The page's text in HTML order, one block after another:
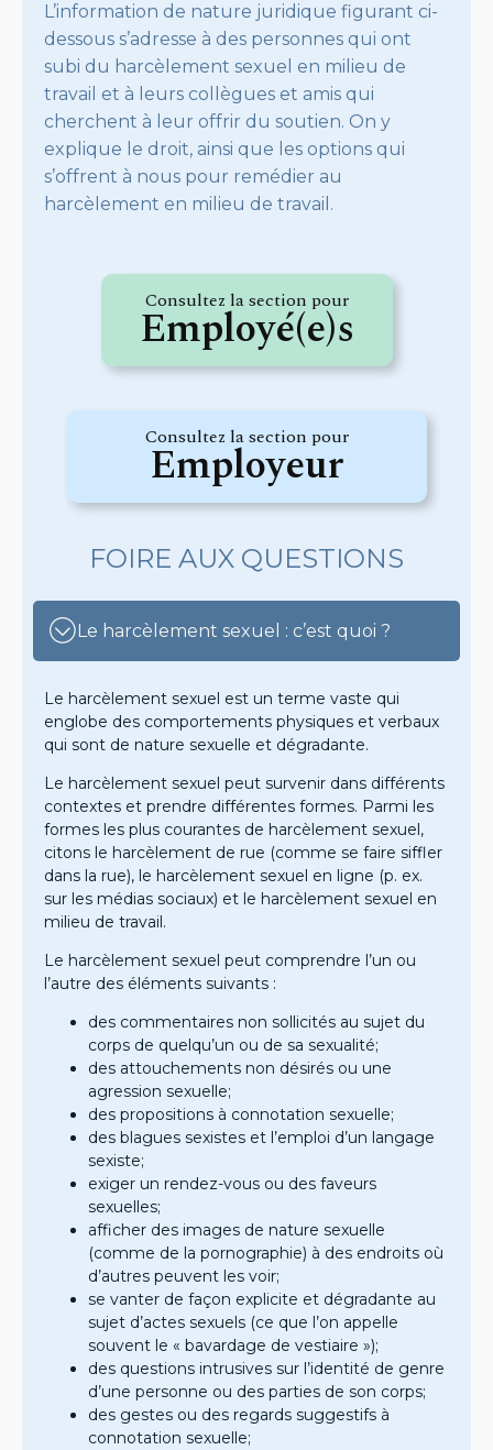
L’information de nature juridique figurant ci-
dessous s’adresse à des personnes qui ont
subi du harcèlement sexuel en milieu de
travail et à leurs collègues et amis qui
cherchent à leur offrir du soutien. On y
explique le droit, ainsi que les options qui
s’offrent à nous pour remédier au
harcèlement en milieu de travail.
Consultez la section pour
Employé(e)s
Consultez la section pour
Employeur
FOIRE AUX QUESTIONS
Le harcèlement sexuel : c’est quoi ?
Le harcèlement sexuel est un terme vaste qui
englobe des comportements physiques et verbaux
qui sont de nature sexuelle et dégradante.
Le harcèlement sexuel peut survenir dans différents
contextes et prendre différentes formes. Parmi les
formes les plus courantes de harcèlement sexuel,
citons le harcèlement de rue (comme se faire siffler
dans la rue), le harcèlement sexuel en ligne (p. ex.
sur les médias sociaux) et le harcèlement sexuel en
milieu de travail.
Le harcèlement sexuel peut comprendre l’un ou
l’autre des éléments suivants :
des commentaires non sollicités au sujet du
corps de quelqu’un ou de sa sexualité;
des attouchements non désirés ou une
agression sexuelle;
des propositions à connotation sexuelle;
des blagues sexistes et l’emploi d’un langage
sexiste;
exiger un rendez-vous ou des faveurs
sexuelles;
afficher des images de nature sexuelle
(comme de la pornographie) à des endroits où
d’autres peuvent les voir;
se vanter de façon explicite et dégradante au
sujet d’actes sexuels (ce que l’on appelle
souvent le « bavardage de vestiaire »);
des questions intrusives sur l’identité de genre
d’une personne ou des parties de son corps;
des gestes ou des regards suggestifs à
connotation sexuelle;